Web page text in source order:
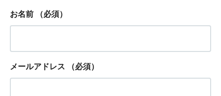
お名前 （必須）
メールアドレス （必須）